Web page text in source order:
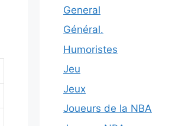
General
Général.
Humoristes
Jeu
Jeux
Joueurs de la NBA